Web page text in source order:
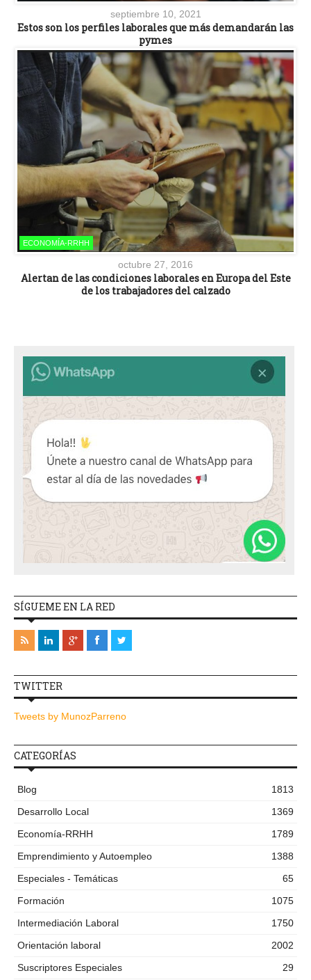
septiembre 10, 2021
Estos son los perfiles laborales que más demandarán las
pymes
ECONOMÍA-RRHH
octubre 27, 2016
Alertan de las condiciones laborales en Europa del Este
de los trabajadores del calzado
SÍGUEME EN LA RED
TWITTER
Tweets by MunozParreno
CATEGORÍAS
Blog
1813
Desarrollo Local
1369
Economía-RRHH
1789
Emprendimiento y Autoempleo
1388
Especiales - Temáticas
65
Formación
1075
Intermediación Laboral
1750
Orientación laboral
2002
Suscriptores Especiales
29